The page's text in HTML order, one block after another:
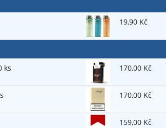
19,90 Kč
ks
170,00 Kč
170,00 Kč
159,00 Kč